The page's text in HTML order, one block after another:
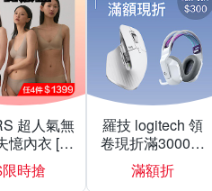
超人氣無
憶內衣 [熱
好評]
時搶
羅技 logitech 領
卷現折滿3000折
300
滿額折